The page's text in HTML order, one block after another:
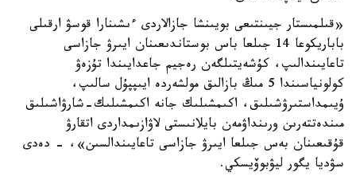
«قىلمىستار جيىنتىعى بويىنشا جازالاردى ءىشىنارا قوسۋ ارقىلى
باباريكوعا 14 جىلعا باس بوستاندىعىنان ايىرۋ جازاسى
تاعايىندالىپ، كۇشەيتىلگەن رەجيم جاعدايىندا تۇزەۋ
كولونياسىندا 5 مىڭ بازالىق مولشەردە ايىپپۇل سالىپ،
ۇيىمداستىرۋشىلىق، اكىمشىلىك جانە اكىمشىلىك-شارۋاشىلىق
مىندەتتەرىن ورىنداۋمەن بايلانىستى لاۋازىمداردى اتقارۋ
قۇقىعىنان بەس جىلعا ايىرۋ جازاسى تاعايىندالسىن»، - دەدى
سۋديا يگور ليۋبوۆيسكي.